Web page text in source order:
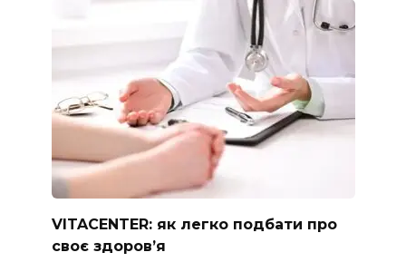
VITACENTER: як легко подбати про
своє здоров’я